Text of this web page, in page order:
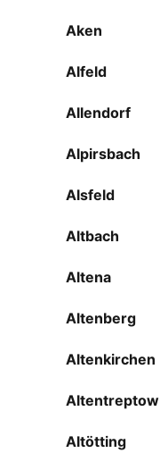
Aken
Alfeld
Allendorf
Alpirsbach
Alsfeld
Altbach
Altena
Altenberg
Altenkirchen
Altentreptow
Altötting